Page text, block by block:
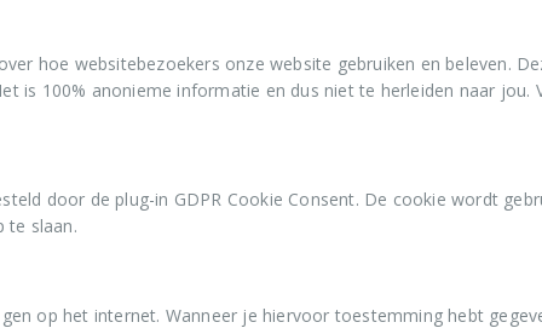
hoe websitebezoekers onze website gebruiken en beleven.
is 100% anonieme informatie en dus niet te herleiden naar
door de plug-in GDPR Cookie Consent. De cookie wordt
te slaan.
op het internet. Wanneer je hiervoor toestemming hebt